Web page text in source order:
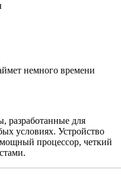
немного времени
разработанные для
условиях. Устройство
процессор, четкий